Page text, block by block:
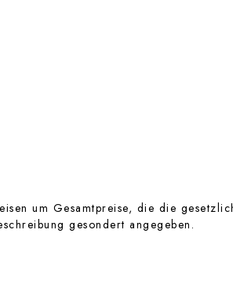
um Gesamtpreise, die die
gesondert angegeben.